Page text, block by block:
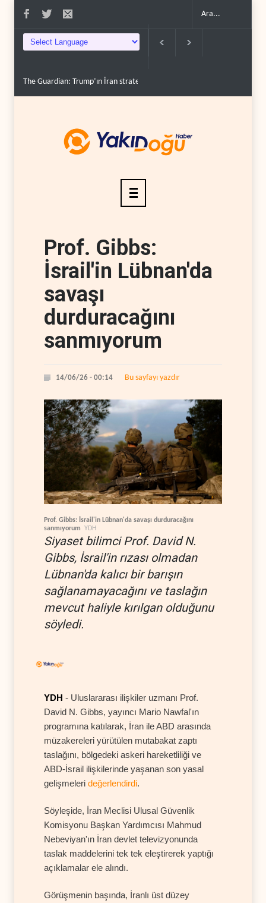
Gazze’de ‘ateşkes’ sonrası 1.257 can kaybı..
Prof. Gibbs:
İsrail'in Lübnan'da
savaşı
durduracağını
sanmıyorum
14/06/26 - 00:14 Bu sayfayı yazdır
Prof. Gibbs: İsrail'in Lübnan'da savaşı durduracağını
sanmıyorum YDH
Siyaset bilimci Prof. David N.
Gibbs, İsrail'in rızası olmadan
Lübnan'da kalıcı bir barışın
sağlanamayacağını ve taslağın
mevcut haliyle kırılgan olduğunu
söyledi.
YDH - Uluslararası ilişkiler uzmanı Prof.
David N. Gibbs, yayıncı Mario Nawfal'ın
programına katılarak, İran ile ABD arasında
müzakereleri yürütülen mutabakat zaptı
taslağını, bölgedeki askeri hareketliliği ve
ABD-İsrail ilişkilerinde yaşanan son yasal
gelişmeleri değerlendirdi.
Söyleşide, İran Meclisi Ulusal Güvenlik
Komisyonu Başkan Yardımcısı Mahmud
Nebeviyan'ın İran devlet televizyonunda
taslak maddelerini tek tek eleştirerek yaptığı
açıklamalar ele alındı.
Görüşmenin başında, İranlı üst düzey